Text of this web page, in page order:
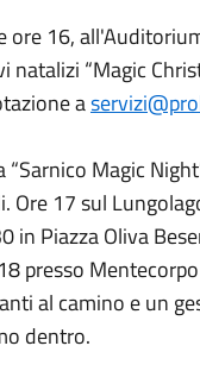
ore 16,
“Magic
a
Magic
Ore 17 sul
in Piazza Oliva
presso
al camino e un
dentro.